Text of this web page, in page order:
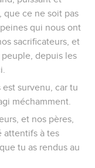
que ce ne soit pas
qui nous ont
sacrificateurs, et
depuis les
survenu, car tu
méchamment.
et nos pères,
attentifs à tes
tu as rendus au